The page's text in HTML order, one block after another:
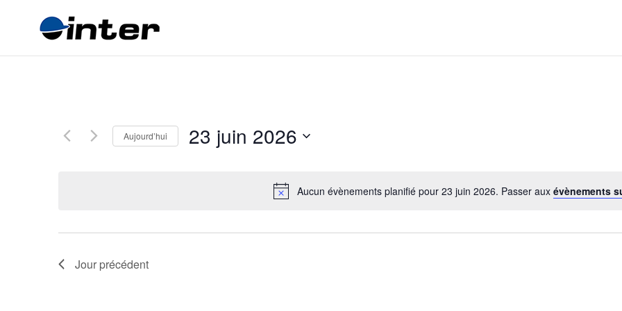
Aucun évènements planifié pour 23 juin 2026. Passer aux évènements
Aujourd’hui 23 juin 2026
Jour précédent